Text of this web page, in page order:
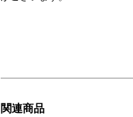
関連商品